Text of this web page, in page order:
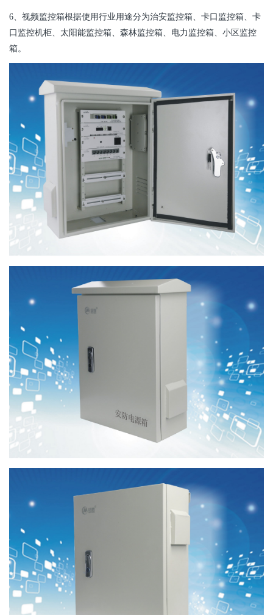
6、视频监控箱根据使用行业用途分为治安监控箱、卡口监控箱、卡
口监控机柜、太阳能监控箱、森林监控箱、电力监控箱、小区监控
箱。